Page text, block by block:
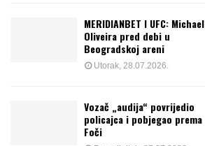
MERIDIANBET I UFC: Michael
Oliveira pred debi u
Beogradskoj areni
Utorak, 28.07.2026.
Vozač „audija“ povrijedio
policajca i pobjegao prema
Foči